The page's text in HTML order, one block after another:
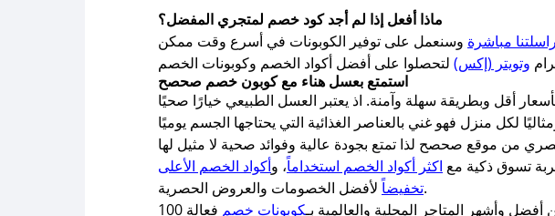
ماذا أفعل إذا لم أجد كود خصم لمتجري المفضل؟
مباشرة
وتويتر (إكس) لتحصلوا على أفضل أكواد الخصم وكوبونات الخصم
استمتع بعسل هناء مع كوبون خصم صحصح
أقل وبطريقة سهلة وآمنة. اذ يعتبر العسل الطبيعي خيارًا صحيًا
تسوق ذكية مع اكثر أكواد الخصم استخداماً، وأكواد الخصم الأعلى
تخفيضاًلأفضل الخصومات والعروض الحصرية.
وأشهر المتاجر المحلية والعالمية بـكوبونات خصم